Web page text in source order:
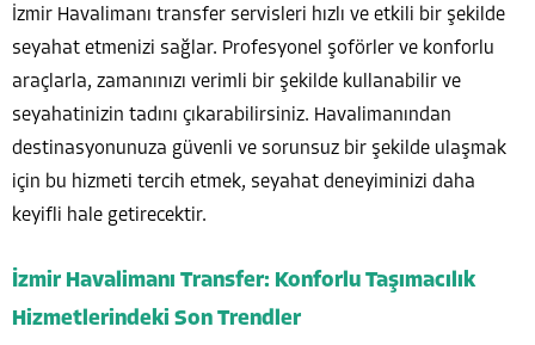
İzmir Havalimanı transfer servisleri hızlı ve etkili bir şekilde
seyahat etmenizi sağlar. Profesyonel şoförler ve konforlu
araçlarla, zamanınızı verimli bir şekilde kullanabilir ve
seyahatinizin tadını çıkarabilirsiniz. Havalimanından
destinasyonunuza güvenli ve sorunsuz bir şekilde ulaşmak
için bu hizmeti tercih etmek, seyahat deneyiminizi daha
keyifli hale getirecektir.
İzmir Havalimanı Transfer: Konforlu Taşımacılık
Hizmetlerindeki Son Trendler